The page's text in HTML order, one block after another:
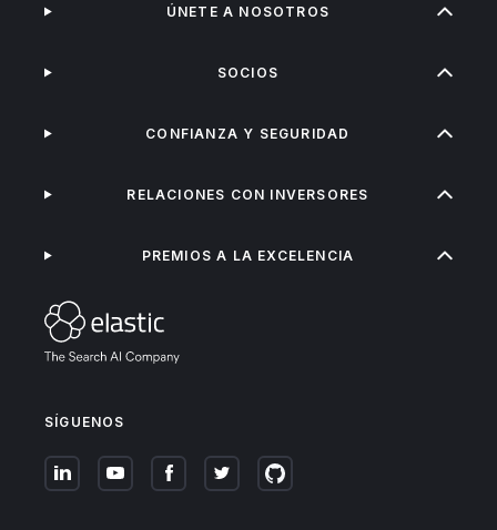
SÍGUENOS
ÚNETE A NOSOTROS
SOCIOS
CONFIANZA Y SEGURIDAD
RELACIONES CON INVERSORES
PREMIOS A LA EXCELENCIA